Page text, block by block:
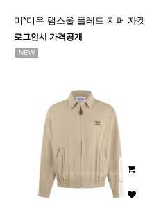
미*미우 램스울 플레드 지퍼 자켓
로그인시 가격공개
NEW